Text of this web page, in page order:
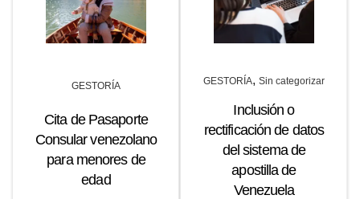
GESTORÍA
Cita de Pasaporte
Consular venezolano
para menores de
edad
GESTORÍA, Sin categorizar
Inclusión o
rectificación de datos
del sistema de
apostilla de
Venezuela